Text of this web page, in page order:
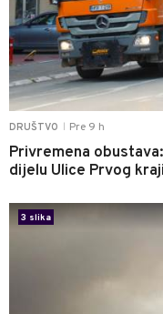
DRUŠTVO Pre 9 h
Privremena
dijelu Ulice Prvog
3 slika